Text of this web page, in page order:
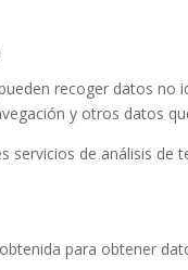
recoger datos
y otros datos
servicios de análisis de
para obtener